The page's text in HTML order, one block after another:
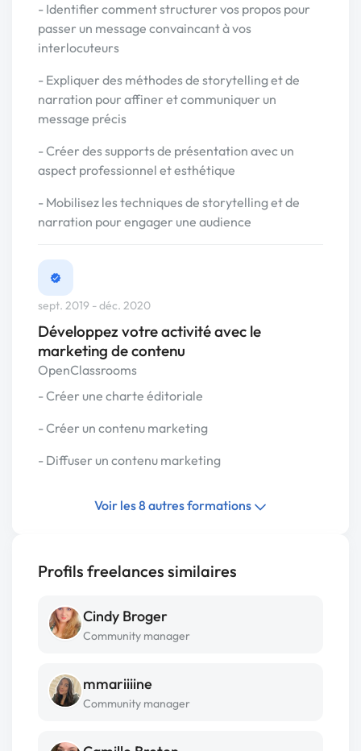
- Identifier comment structurer vos propos pour
passer un message convaincant à vos
interlocuteurs
- Expliquer des méthodes de storytelling et de
narration pour affiner et communiquer un
message précis
- Créer des supports de présentation avec un
aspect professionnel et esthétique
- Mobilisez les techniques de storytelling et de
narration pour engager une audience
sept. 2019 - déc. 2020
Développez votre activité avec le
marketing de contenu
OpenClassrooms
- Créer une charte éditoriale
- Créer un contenu marketing
- Diffuser un contenu marketing
Voir les 8 autres formations
Profils freelances similaires
Cindy Broger
Community manager
mmariiiine
Community manager